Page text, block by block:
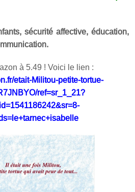
sécurité affective, éducation,
à 5.49 ! Voici le lien :
etait-Militou-petite-tortue-
ref=sr_1_21?